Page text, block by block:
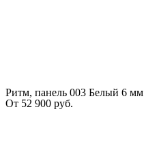
Ритм, панель 003 Белый 6 мм
От 52 900 руб.